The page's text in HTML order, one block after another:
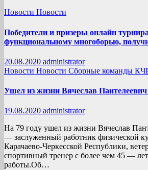
Новости Новости
Победители и призеры онлайн
функциональному многоборью,
20.08.2020 administrator
Новости Новости Сборные команды
Ушел из жизни Вячеслав
19.08.2020 administrator
На 79 году ушел из жизни Вячеслав
— заслуженный работник физической
Карачаево-Черкесской Республики,
спортивный тренер с более чем 45 —
работы.Об…